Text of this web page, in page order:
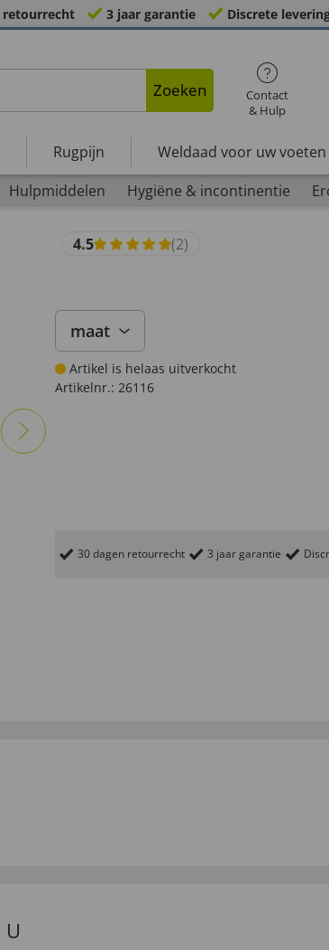
retourrecht 3 jaar garantie Discrete
Zoeken
Contact
& Hulp
Rugpijn Weldaad voor uw voeten
Hulpmiddelen Hygiëne & incontinentie
4.5 (2)
maat
Artikel is helaas uitverkocht
Artikelnr.: 26116
30 dagen retourrecht 3 jaar garantie
U